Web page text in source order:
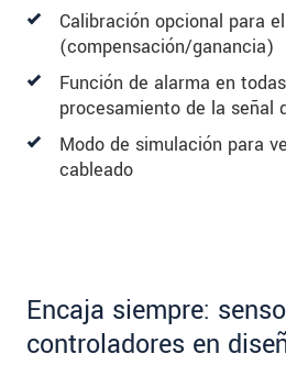
Calibración opcional para
(compensación/ganancia)
Función de alarma en
procesamiento de la señal
Modo de simulación para
cableado
Encaja siempre:
controladores en